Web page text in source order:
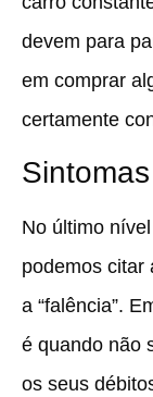
devem para
em comprar
certamente
No último
podemos citar
a “falência”.
é quando não
os seus